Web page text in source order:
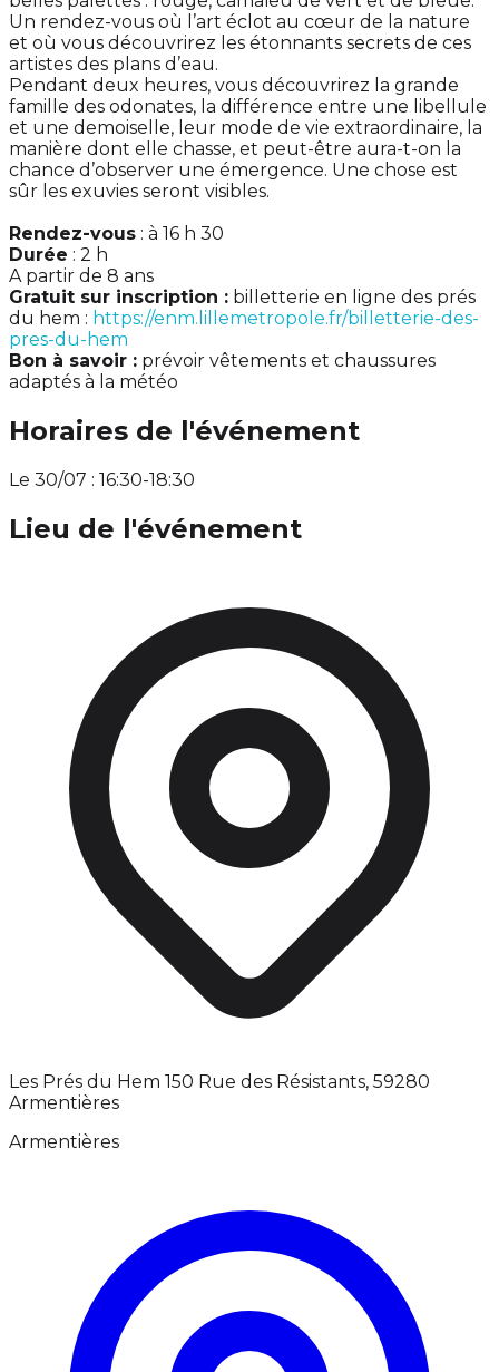
Un rendez-vous où l’art éclot au cœur de la nature
et où vous découvrirez les étonnants secrets de ces
artistes des plans d’eau.
Pendant deux heures, vous découvrirez la grande
famille des odonates, la différence entre une libellule
et une demoiselle, leur mode de vie extraordinaire, la
manière dont elle chasse, et peut-être aura-t-on la
chance d’observer une émergence. Une chose est
sûr les exuvies seront visibles.
Rendez-vous : à 16 h 30
Durée : 2 h
A partir de 8 ans
Gratuit sur inscription : billetterie en ligne des prés
du hem : https://enm.lillemetropole.fr/billetterie-des-
pres-du-hem
Bon à savoir : prévoir vêtements et chaussures
adaptés à la météo
Horaires de l'événement
Le 30/07 : 16:30-18:30
Lieu de l'événement
Les Prés du Hem 150 Rue des Résistants, 59280
Armentières
Armentières